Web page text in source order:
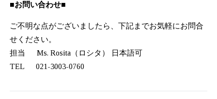
■お問い合わせ■
ご不明な点がございましたら、下記までお気軽にお問合
せください。
担当 Ms. Rosita（ロシタ） 日本語可
TEL 021-3003-0760